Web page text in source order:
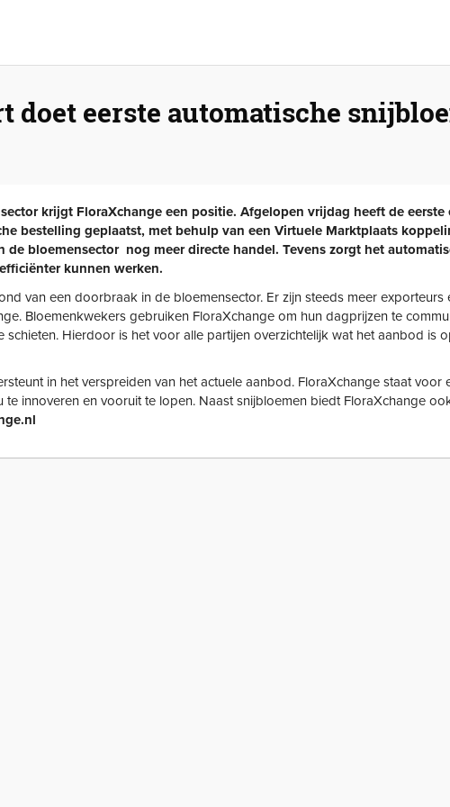
doet eerste automatische
krijgt FloraXchange een positie. Afgelopen vrijdag heeft de
bestelling geplaatst, met behulp van een Virtuele Marktplaats
de bloemensector nog meer directe handel. Tevens zorgt het
kunnen werken.
van een doorbraak in de bloemensector. Er zijn steeds meer
Bloemenkwekers gebruiken FloraXchange om hun dagprijzen te
schieten. Hierdoor is het voor alle partijen overzichtelijk wat het aanbod is
in het verspreiden van het actuele aanbod. FloraXchange staat
innoveren en vooruit te lopen. Naast snijbloemen biedt FloraXchange